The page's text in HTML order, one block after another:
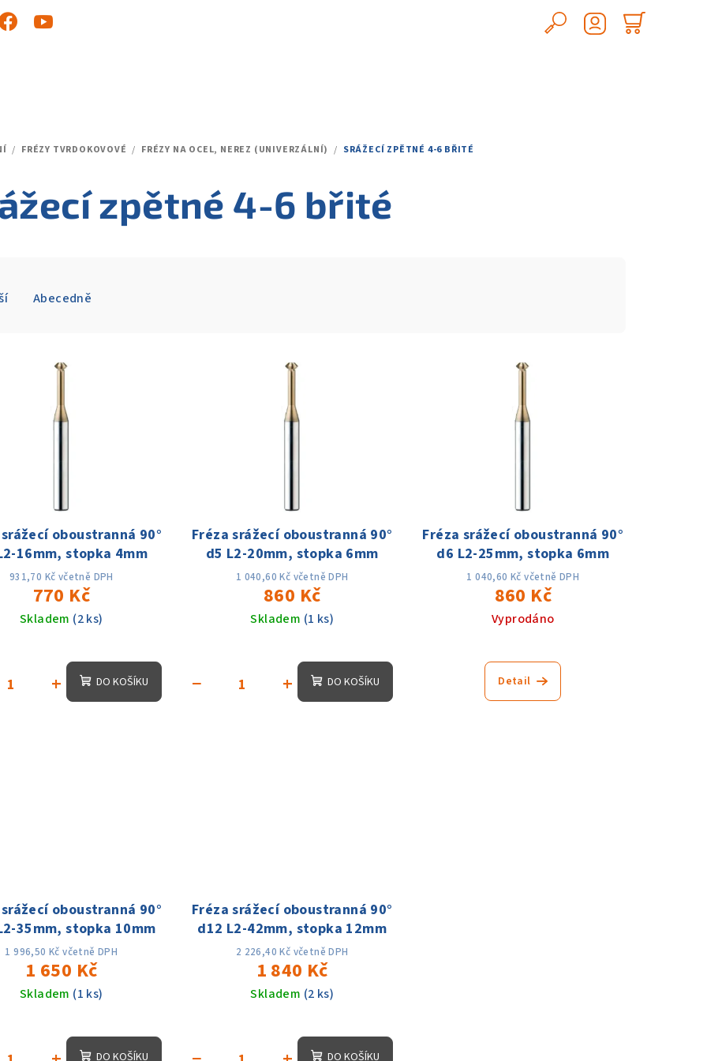
Hledat
/ FRÉZY TVRDOKOVOVÉ / FRÉZY NA OCEL, NEREZ (UNIVERZÁLNÍ) / SRÁŽECÍ ZPĚTNÉ 4-6 BŘITÉ
zpětné 4-6 břité
Abecedně
oboustranná 90°
16mm, stopka 4mm
931,70 Kč včetně DPH
770 Kč
Skladem (2 ks)
+ DO KOŠÍKU
Fréza srážecí oboustranná 90°
d5 L2-20mm, stopka 6mm
1 040,60 Kč včetně DPH
860 Kč
Skladem (1 ks)
+
− DO KOŠÍKU
Fréza srážecí oboustranná 90°
d6 L2-25mm, stopka 6mm
1 040,60 Kč včetně DPH
860 Kč
Vyprodáno
Detail
oboustranná 90°
35mm, stopka 10mm
1 996,50 Kč včetně DPH
1 650 Kč
Skladem (1 ks)
DO KOŠÍKU
Fréza srážecí oboustranná 90°
d12 L2-42mm, stopka 12mm
2 226,40 Kč včetně DPH
1 840 Kč
Skladem (2 ks)
DO KOŠÍKU